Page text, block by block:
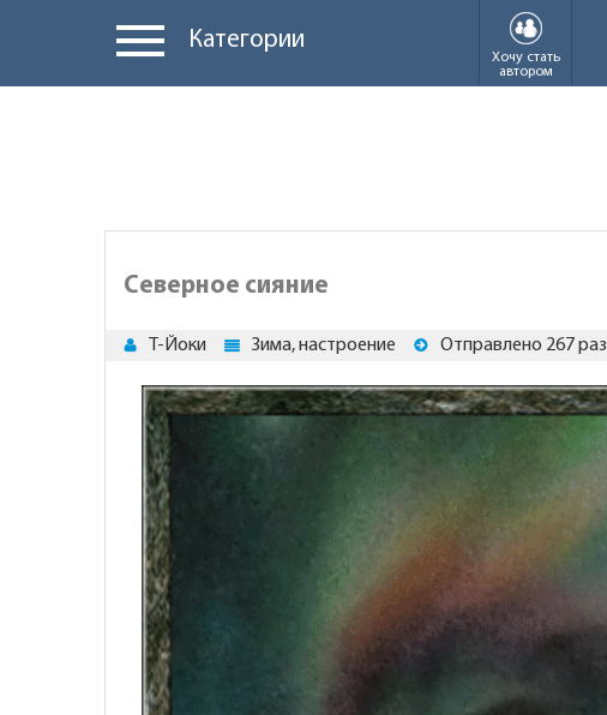
Категории
Хочу стать
автором
Северное сияние
Т-Йоки Зима, настроение Отправлено 267 раз